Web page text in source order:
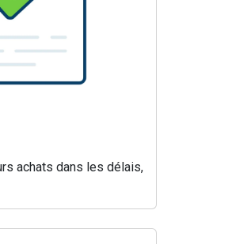
achats dans les délais,